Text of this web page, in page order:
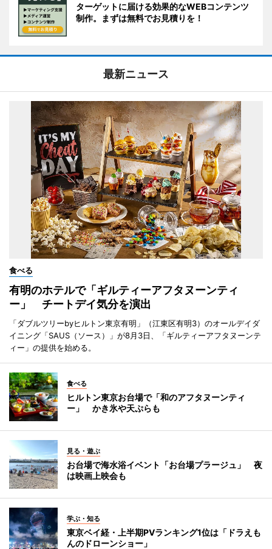
ターゲットに届ける効果的なWEBコンテンツ
制作。まずは無料でお見積りを！
最新ニュース
食べる
有明のホテルで「ギルティーアフタヌーンティ
ー」 チートデイ気分を演出
「ダブルツリーbyヒルトン東京有明」（江東区有明3）のオールデイダ
イニング「SAUS（ソース）」が8月3日、「ギルティーアフタヌーンテ
ィー」の提供を始める。
食べる
ヒルトン東京お台場で「和のアフタヌーンティ
ー」 かき氷や天ぷらも
見る・遊ぶ
お台場で海水浴イベント「お台場プラージュ」 夜
は映画上映会も
学ぶ・知る
東京ベイ経・上半期PVランキング1位は「ドラえも
んのドローンショー」